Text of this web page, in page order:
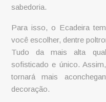
sabedoria.
Para isso, o Ecadeira
você escolher, dentre
Tudo da mais alta
sofisticado e único.
tornará mais
decoração.